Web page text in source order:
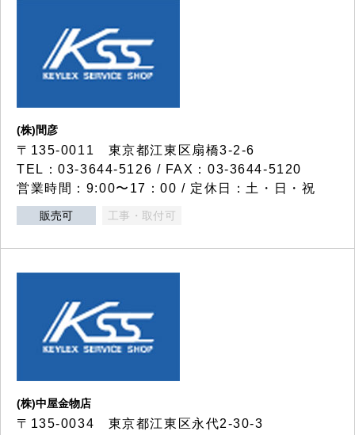
(株)間彦
〒135-0011 東京都江東区扇橋3-2-6
TEL：03-3644-5126 / FAX：03-3644-5120
営業時間：9:00〜17：00 / 定休日：土・日・祝
販売可 工事・取付可
(株)中屋金物店
〒135-0034 東京都江東区永代2-30-3